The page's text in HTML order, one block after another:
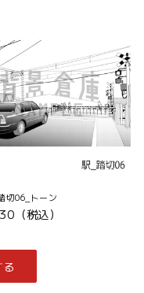
切06_トーン
（税込）